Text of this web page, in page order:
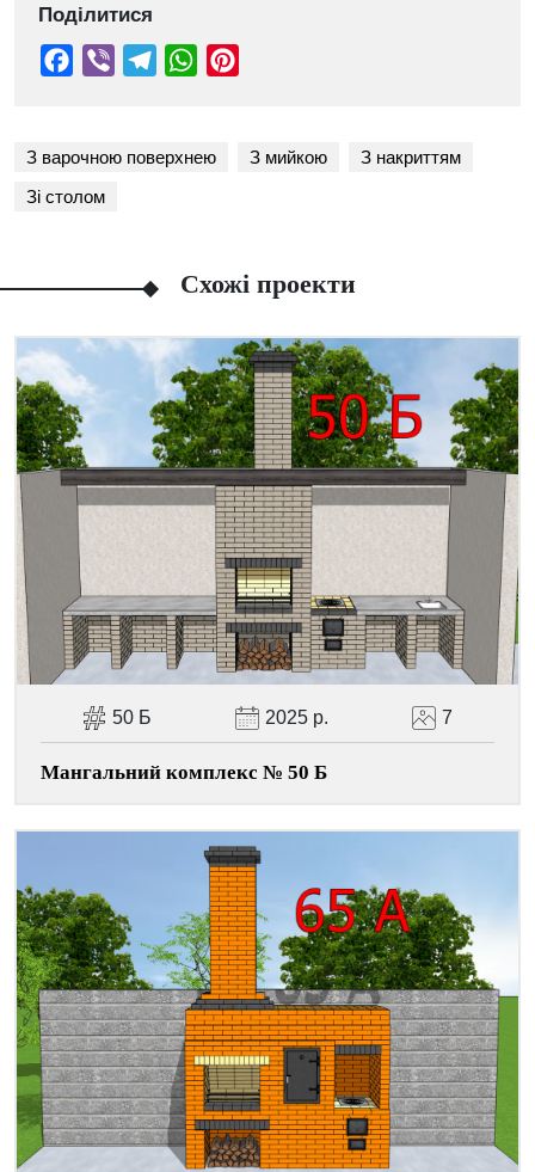
Поділитися
Facebook
Viber TelegramWhatsAppPinterest
З варочною поверхнею З мийкою
З накриттям
Зі столом
Схожі проекти
50 Б 2025 р. 7
Мангальний комплекс № 50 Б